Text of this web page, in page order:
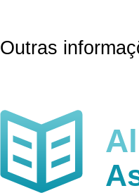
Outras